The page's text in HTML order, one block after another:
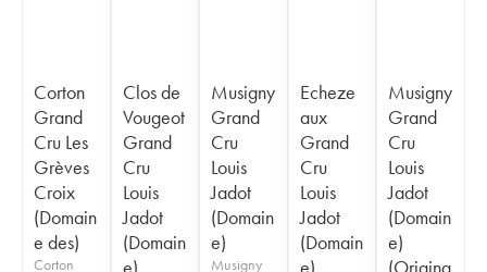
Corton
Grand
Cru Les
Grèves
Croix
(Domain
e des)
Corton
Clos de
Vougeot
Grand
Cru
Louis
Jadot
(Domain
e)
Musigny
Grand
Cru
Louis
Jadot
(Domain
e)
Musigny
Echeze
aux
Grand
Cru
Louis
Jadot
(Domain
e)
Musigny
Grand
Cru
Louis
Jadot
(Domain
e)
(Origina